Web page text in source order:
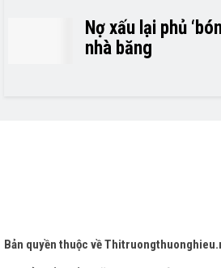
Nợ xấu lại phủ
nhà băng
Bản quyền thuộc về